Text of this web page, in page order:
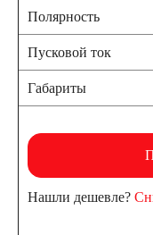
Полярность
Пусковой ток
Габариты
Нашли дешевле?